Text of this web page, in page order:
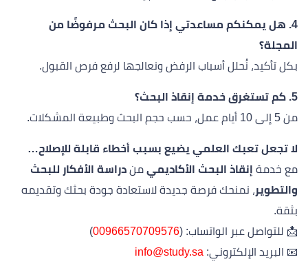
4. هل يمكنكم مساعدتي إذا كان البحث مرفوضًا من
المجلة؟
بكل تأكيد، نُحلل أسباب الرفض ونعالجها لرفع فرص القبول.
5. كم تستغرق خدمة إنقاذ البحث؟
من 5 إلى 10 أيام عمل، حسب حجم البحث وطبيعة المشكلات.
لا تجعل تعبك العلمي يضيع بسبب أخطاء قابلة للإصلاح…
مع خدمة إنقاذ البحث الأكاديمي من دراسة الأفكار للبحث
والتطوير، نمنحك فرصة جديدة لاستعادة جودة بحثك وتقديمه
بثقة.
📩 للتواصل عبر الواتساب: (00966570709576
)
📧 البريد الإلكتروني: info@study.sa